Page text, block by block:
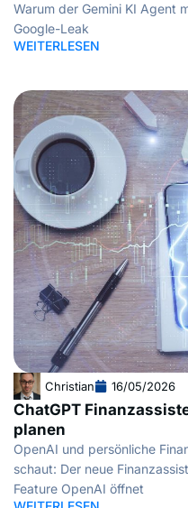
Warum der Gemini KI Agent
Google-Leak
WEITERLESEN
Christian 16/05/2026
ChatGPT
planen
OpenAI und persönliche
schaut: Der neue
Feature OpenAI öffnet